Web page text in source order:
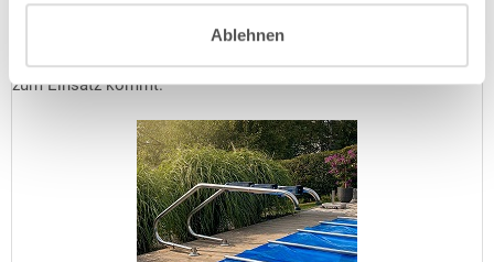
Ablehnen
Befestigungspunkte sich weiter weg vom Beckenrand befinden.
Optional erhältliche Kippgelenke sorgen dafür, dass die Leiter
zum Einsatz kommt.